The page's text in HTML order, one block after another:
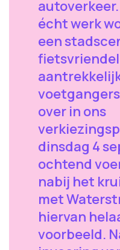
écht werk
een
over in ons
dinsdag 4
ochtend
nabij het
met
hiervan
voorbeeld.